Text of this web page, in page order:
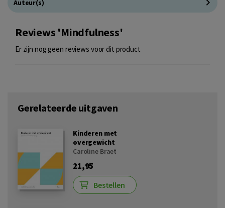
Auteur(s)
Reviews 'Mindfulness'
Er zijn nog geen reviews voor dit product
Gerelateerde uitgaven
Kinderen met
overgewicht
Caroline Braet
21,95
Bestellen